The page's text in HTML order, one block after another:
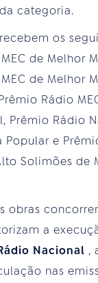
categoria.
os
de Melhor
de Melhor
Rádio
Prêmio Rádio
Popular e
Solimões de
obras
a
Nacional ,
nas